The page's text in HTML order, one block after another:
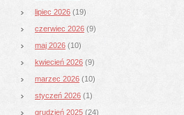
lipiec 2026 (19)
czerwiec 2026 (9)
maj 2026 (10)
kwiecień 2026 (9)
marzec 2026 (10)
styczeń 2026 (1)
grudzień 2025 (24)